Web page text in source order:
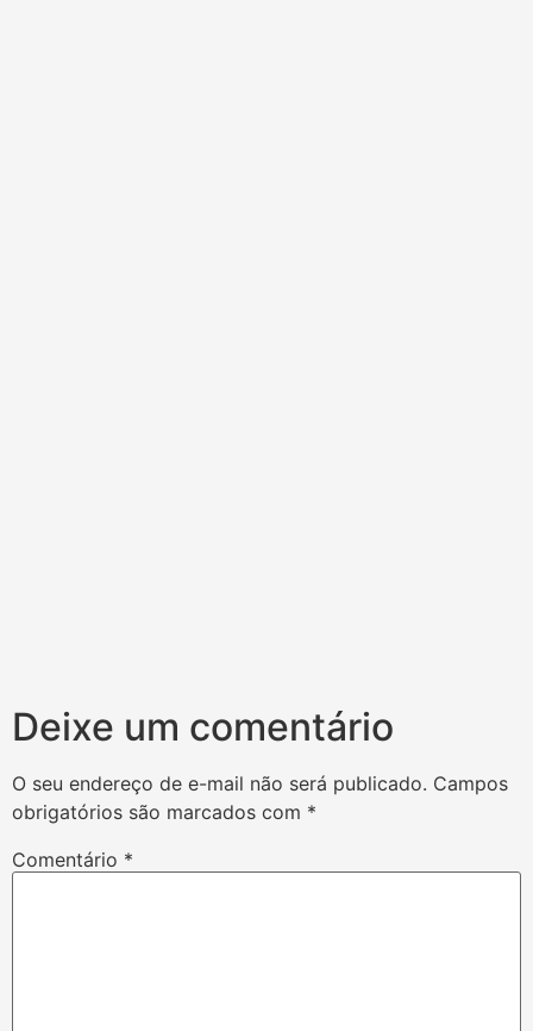
Deixe um comentário
O seu endereço de e-mail não será publicado. Campos
obrigatórios são marcados com *
Comentário *